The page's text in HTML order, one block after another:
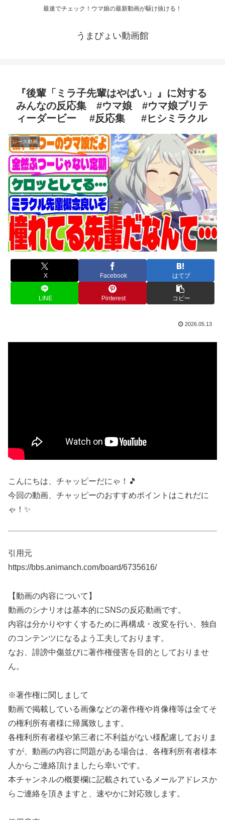
最速でチェック！ウマ娘の最新動画が駆け抜ける！
うまぴょい動画館
『後輩「ミラ子先輩はやばい」』に対する
みんなの反応集 #ウマ娘 #ウマ娘プリテ
ィーダービー #反応集 #ヒシミラクル
レース動画
X Facebook はてブ
LINE Pinterest コピー
2026.05.13
こんにちは、チャッピーだにゃ！🎵
今回の動画、チャッピーのおすすめポイントはこれだに
ゃ！✨
引用元
https://bbs.animanch.com/board/6735616/
【動画の内容について】
動画のシナリオは基本的にSNSの反応動画です。
内容は分かりやすくするために再構成・改変を行い、独自
のコンテンツになるよう工夫しております。
なお、誹謗中傷並びに著作権侵害を目的としておりませ
ん。
※著作権に関しまして
動画で掲載している画像などの著作権や肖像権等は全てそ
の権利所有者様に帰属致します。
各権利所有者様や第三者に不利益がない様配慮しておりま
すが、動画の内容に問題がある場合は、各権利所有者様本
人からご連絡頂けましたら幸いです。
本チャンネルの概要欄に記載されているメールアドレスか
らご連絡を頂きますと、速やかに対応致します。